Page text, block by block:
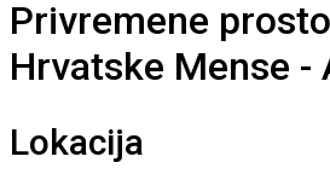
Privremene
Hrvatske Mense -
Lokacija